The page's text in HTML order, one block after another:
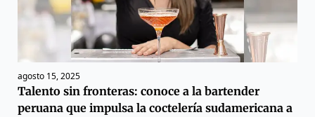
agosto 15, 2025
Talento sin fronteras: conoce a la bartender
peruana que impulsa la coctelería sudamericana a